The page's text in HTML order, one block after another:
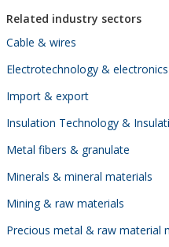
Related industry sectors
Cable & wires
Electrotechnology & electronics
Import & export
Insulation Technology &
Metal fibers & granulate
Minerals & mineral materials
Mining & raw materials
Precious metal & raw material